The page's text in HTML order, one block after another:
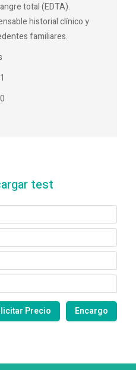
total (EDTA).
historial clínico y
familiares.
test